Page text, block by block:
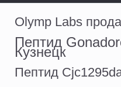
Olymp Labs
Пептид
Кузнецк
Пептид